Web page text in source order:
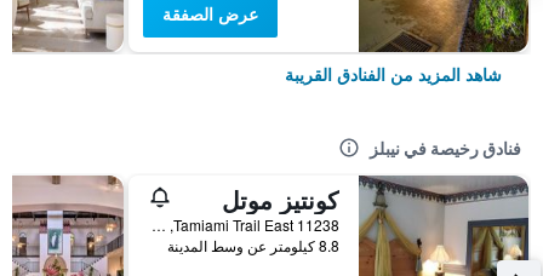
عرض الصفقة
شاهد المزيد من الفنادق القريبة
فنادق رخيصة في نيبلز
كونتيز موتل
11238 Tamiami Trail East, نيبلز, FL, الولايات المتحدة الأميريكية
8.8 كيلومتر عن وسط المدينة